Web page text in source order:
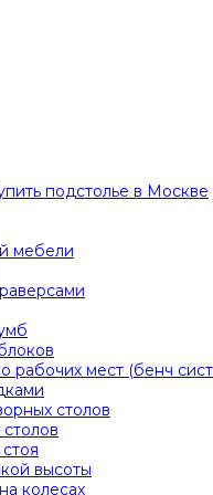
мебели
рабочих мест (бенч
столов
высоты
колесах